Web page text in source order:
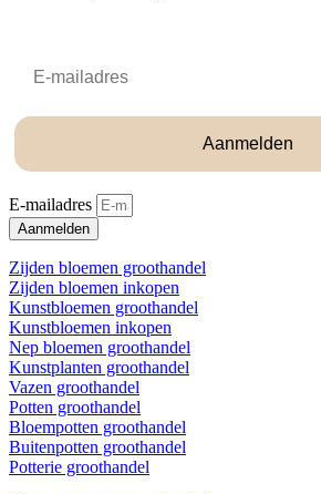
Aanmelden
E-mailadres
Aanmelden
Zijden bloemen groothandel
Zijden bloemen inkopen
Kunstbloemen groothandel
Kunstbloemen inkopen
Nep bloemen groothandel
Kunstplanten groothandel
Vazen groothandel
Potten groothandel
Bloempotten groothandel
Buitenpotten groothandel
Potterie groothandel